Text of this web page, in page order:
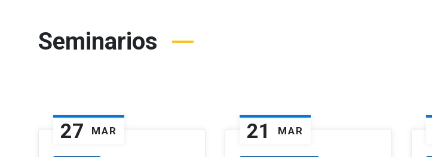
Seminarios
27 MAR 21 MAR